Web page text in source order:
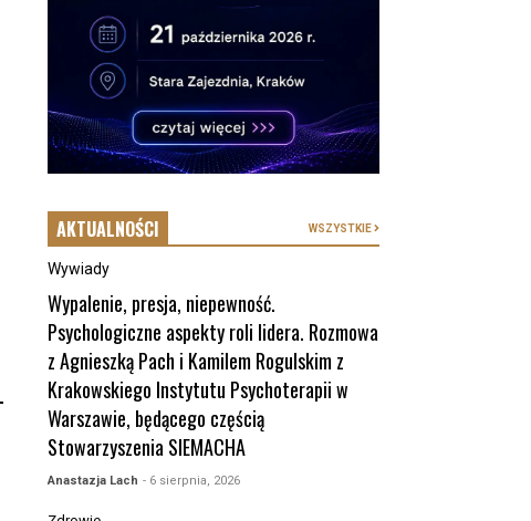
AKTUALNOŚCI WSZYSTKIE
Wywiady
Wypalenie, presja, niepewność.
Psychologiczne aspekty roli lidera. Rozmowa
z Agnieszką Pach i Kamilem Rogulskim z
Krakowskiego Instytutu Psychoterapii w
Warszawie, będącego częścią
Stowarzyszenia SIEMACHA
Anastazja Lach - 6 sierpnia, 2026